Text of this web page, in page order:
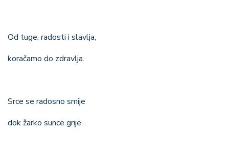
Od tuge, radosti i slavlja,
koračamo do zdravlja.
Srce se radosno smije
dok žarko sunce grije.